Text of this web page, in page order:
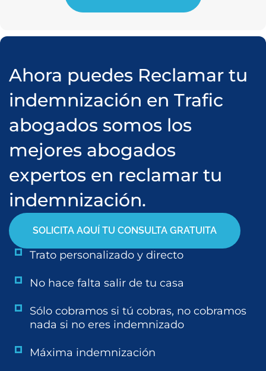
Ahora puedes Reclamar tu
indemnización en Trafic
abogados somos los
mejores abogados
expertos en reclamar tu
indemnización.
SOLICITA AQUÍ TU CONSULTA GRATUITA
Trato personalizado y directo
No hace falta salir de tu casa
Sólo cobramos si tú cobras, no cobramos
nada si no eres indemnizado
Máxima indemnización